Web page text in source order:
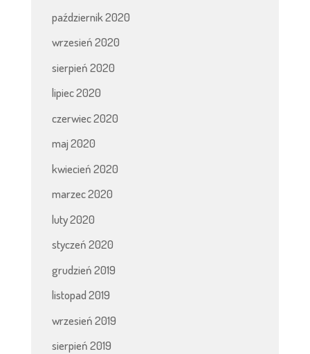
październik 2020
wrzesień 2020
sierpień 2020
lipiec 2020
czerwiec 2020
maj 2020
kwiecień 2020
marzec 2020
luty 2020
styczeń 2020
grudzień 2019
listopad 2019
wrzesień 2019
sierpień 2019